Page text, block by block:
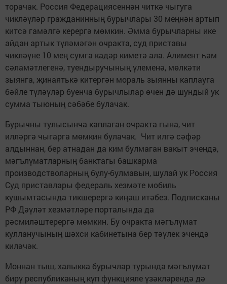
торачак. Россия Федерациясеннән читкә чыгуга
чикләүләр гражданинның бурычлары 30 меңнән артып
китсә гамәлгә керергә мөмкин. Әмма бурычларны ике
айдан артык түләмәгән очракта, суд приставы
чикләүне 10 мең сумга кадәр киметә ала. Алимент һәм
сәламәтлегенә, туендыручының үлеменә, мөлкәти
зыянга, җинаятькә китергән мораль зыянны каплауга
бәйле түләүләр буенча бурычлылар өчен дә шундый ук
сумма тыюның сәбәбе булачак.
Бурычны тулысынча каплаган очракта гына, чит
илләргә чыгарга мөмкин булачак. Чит илгә сәфәр
алдыннан, бер атнадан да ким булмаган вакыт эчендә,
мәгълүматларның банктагы башкарма
производстволарның булу-булмавын, шулай ук Россия
Суд приставлары федераль хезмәте мобиль
кушымтасында тикшерергә киңәш итәбез. Подписканы
РФ Дәүләт хезмәтләре порталында да
рәсмиләштерергә мөмкин. Бу очракта мәгълүмат
кулланучының шәхси кабинетына бер тәүлек эчендә
киләчәк.
Моннан тыш, халыкка бурычлар турында мәгълүмат
бирү республиканың күп функцияле үзәкләрендә дә